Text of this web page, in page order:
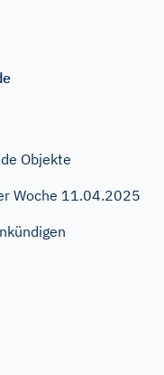
Objekte
Woche 11.04.2025